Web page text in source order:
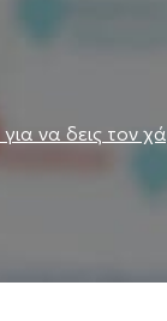
να δεις τον